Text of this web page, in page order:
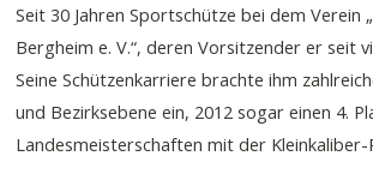
Seit 30 Jahren Sportschütze bei dem Verein
Bergheim e. V.“, deren Vorsitzender er seit
Seine Schützenkarriere brachte ihm
und Bezirksebene ein, 2012 sogar einen 4.
Landesmeisterschaften mit der Kleinkaliber-